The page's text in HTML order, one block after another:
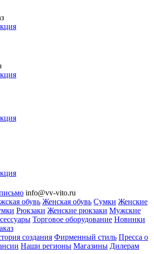
info@vv-vito.ru
обувь Женская обувь Сумки Женские
Рюкзаки Женские рюкзаки Мужские
Торговое оборудование Новинки
создания Фирменный стиль Пресса о
Наши регионы Магазины Дилерам